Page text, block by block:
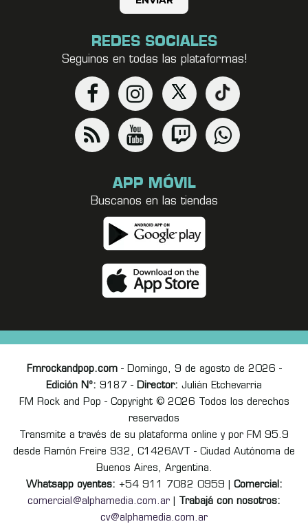
REDES SOCIALES
Seguinos en todas las plataformas!
APP MÓVIL
Buscanos en las tiendas
Fmrockandpop.com- Domingo, 9 de agosto de 2026 -
Edición Nº: 9187 - Director: Julián Etchevarria
FM Rock and Pop - Copyright © 2026 Todos los derechos
reservados
Transmite a través de su plataforma online y por FM 95.9
desde Ramón Freire 932, C1426AVT - Ciudad Autónoma de
Buenos Aires, Argentina.
Whatsapp oyentes: +54 911 7082 0959 | Comercial:
comercial@alphamedia.com.ar
Trabajá con nosotros:
cv@alphamedia.com.ar